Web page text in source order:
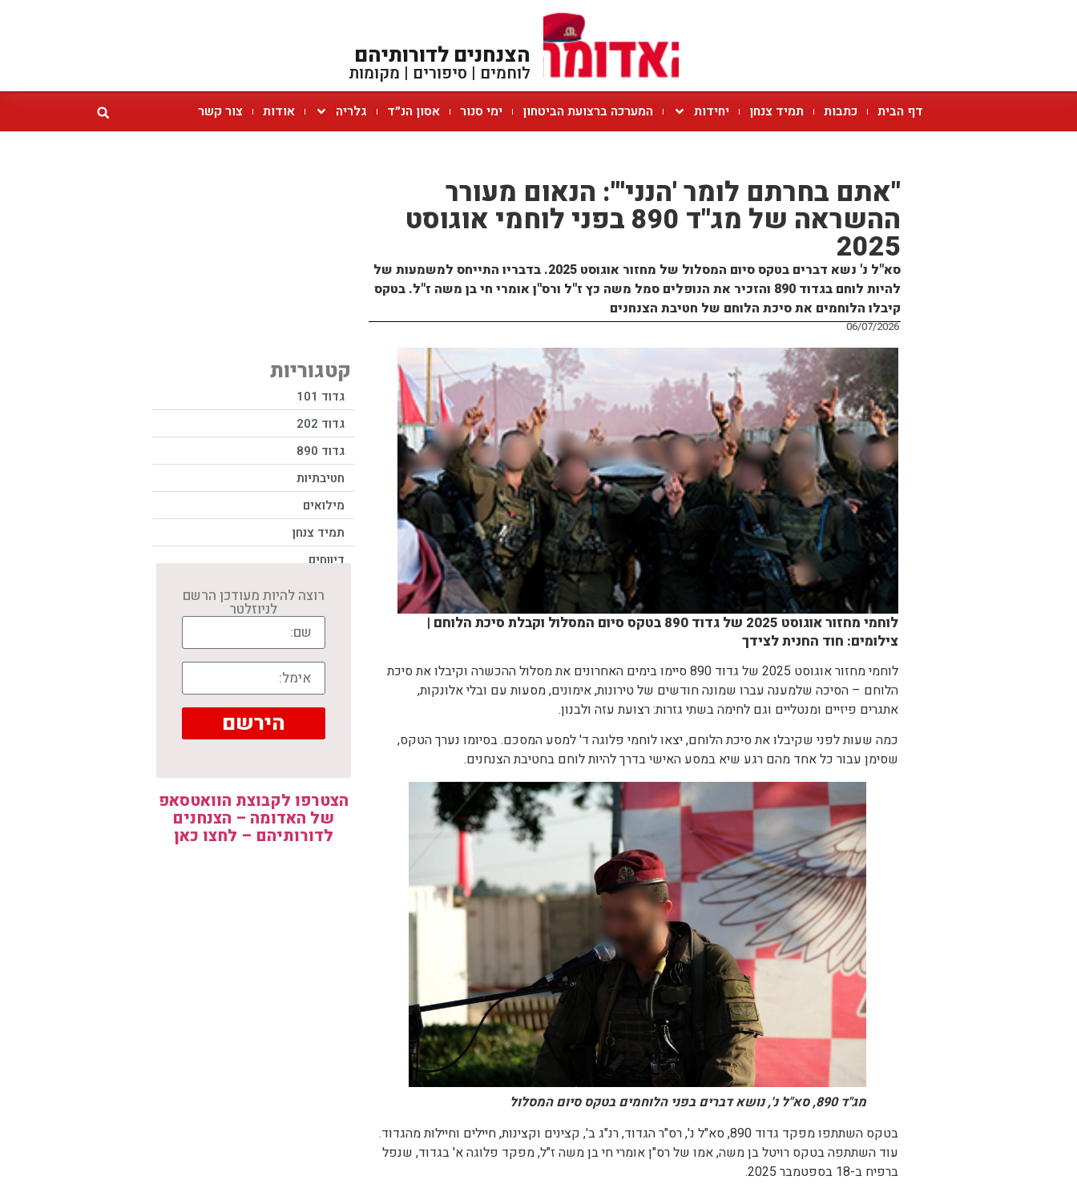
הצנחנים לדורותיהם
לוחמים | סיפורים | מקומות
דף הבית כתבות תמיד צנחן יחידות המערכה ברצועת הביטחון ימי סנור אסון הנ״ד גלריה אודות צור קשר
"אתם בחרתם לומר 'הנני'": הנאום מעורר
ההשראה של מג"ד 890 בפני לוחמי אוגוסט
2025
סא"ל נ' נשא דברים בטקס סיום המסלול של מחזור אוגוסט 2025. בדבריו התייחס למשמעות של
להיות לוחם בגדוד 890 והזכיר את הנופלים סמל משה כץ ז"ל ורס"ן אומרי חי בן משה ז"ל. בטקס
קיבלו הלוחמים את סיכת הלוחם של חטיבת הצנחנים
06/07/2026
לוחמי מחזור אוגוסט 2025 של גדוד 890 בטקס סיום המסלול וקבלת סיכת הלוחם |
צילומים: חוד החנית לצידך
לוחמי מחזור אוגוסט 2025 של גדוד 890 סיימו בימים האחרונים את מסלול ההכשרה וקיבלו את סיכת
הלוחם – הסיכה שלמענה עברו שמונה חודשים של טירונות, אימונים, מסעות עם ובלי אלונקות,
אתגרים פיזיים ומנטליים וגם לחימה בשתי גזרות: רצועת עזה ולבנון.
כמה שעות לפני שקיבלו את סיכת הלוחם, יצאו לוחמי פלוגה ד' למסע המסכם. בסיומו נערך הטקס,
שסימן עבור כל אחד מהם רגע שיא במסע האישי בדרך להיות לוחם בחטיבת הצנחנים.
מג"ד 890, סא"ל נ', נושא דברים בפני הלוחמים בטקס סיום המסלול
בטקס השתתפו מפקד גדוד 890, סא"ל נ', רס"ר הגדוד, רנ"ג ב', קצינים וקצינות, חיילים וחיילות מהגדוד.
עוד השתתפה בטקס רויטל בן משה, אמו של רס"ן אומרי חי בן משה ז"ל, מפקד פלוגה א' בגדוד, שנפל
ברפיח ב-18 בספטמבר 2025.
קטגוריות
גדוד 101
גדוד 202
גדוד 890
חטיבתיות
מילואים
תמיד צנחן
דיווחים
רוצה להיות מעודכן הרשם
לניוזלטר
הירשם
הצטרפו לקבוצת הוואטסאפ
של האדומה – הצנחנים
לדורותיהם – לחצו כאן